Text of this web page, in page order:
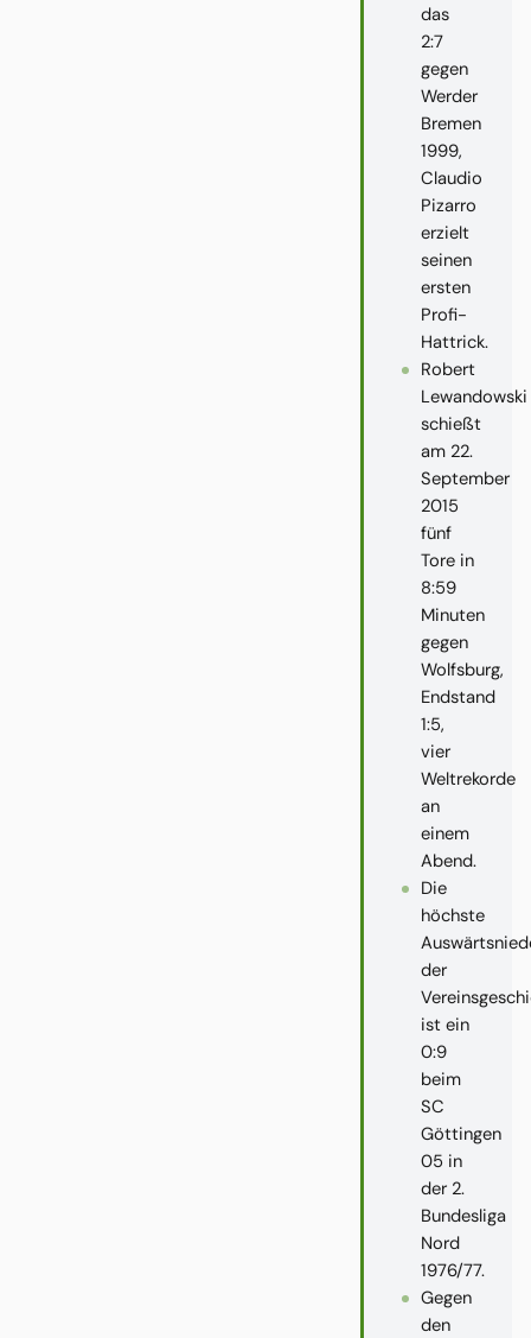
das
2:7
gegen
Werder
Bremen
1999,
Claudio
Pizarro
erzielt
seinen
ersten
Profi-
Hattrick.
Robert
Lewandowski
schießt
am 22.
September
2015
fünf
Tore in
8:59
Minuten
gegen
Wolfsburg,
Endstand
1:5,
vier
Weltrekorde
an
einem
Abend.
Die
höchste
der
ist ein
0:9
beim
SC
Göttingen
05 in
der 2.
Bundesliga
Nord
1976/77.
Gegen
den